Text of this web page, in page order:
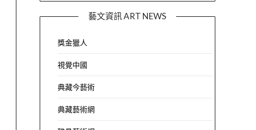
藝文資訊 ART NEWS
獎金獵人
視覺中國
典藏今藝術
典藏藝術網